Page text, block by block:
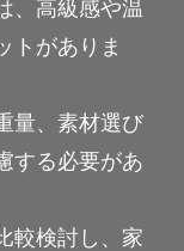
、高級感や温
トがありま
量、素材選び
する必要があ
較検討し、家